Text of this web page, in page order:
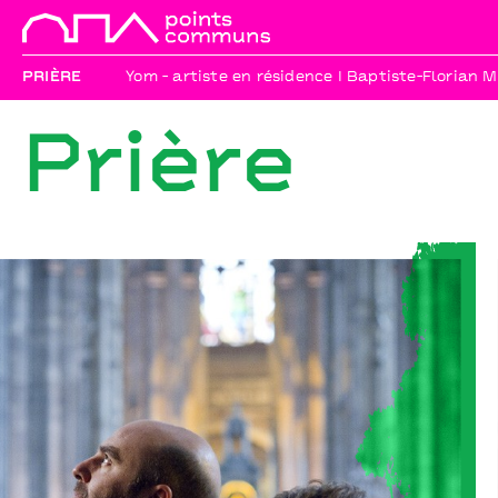
PRIÈRE Yom - artiste en résidence I Baptiste-Florian
Prière